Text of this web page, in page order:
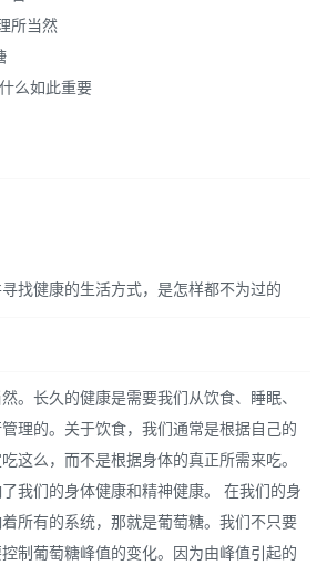
所当然
么如此重要
寻找健康的生活方式，是怎样都不为过的
。长久的健康是需要我们从饮食、睡眠、
理的。关于饮食，我们通常是根据自己的
这么，而不是根据身体的真正所需来吃。
我们的身体健康和精神健康。 在我们的身
所有的系统，那就是葡萄糖。我们不只要
制葡萄糖峰值的变化。因为由峰值引起的